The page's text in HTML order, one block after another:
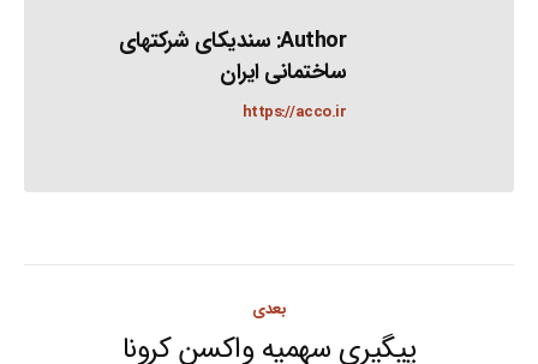
Author: سندیکای شرکتهای
ساختمانی ایران
https://acco.ir
بعدی
Next
پیگیری سهمیه واکسن کرونا